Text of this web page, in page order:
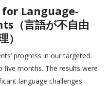
Language-
（言語が不自由
）
progress in our targeted
months. The results were
language challenges